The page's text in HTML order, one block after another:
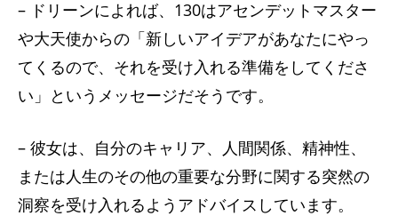
– ドリーンによれば、130はアセンデットマスター
や大天使からの「新しいアイデアがあなたにやっ
てくるので、それを受け入れる準備をしてくださ
い」というメッセージだそうです。
– 彼女は、自分のキャリア、人間関係、精神性、
または人生のその他の重要な分野に関する突然の
洞察を受け入れるようアドバイスしています。